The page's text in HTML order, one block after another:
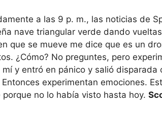
a las 9 p. m., las noticias de
nave triangular verde dando
que se mueve me dice que es un
¿Cómo? No preguntes, pero
y entró en pánico y salió
experimentan emociones.
no lo había visto hasta hoy.